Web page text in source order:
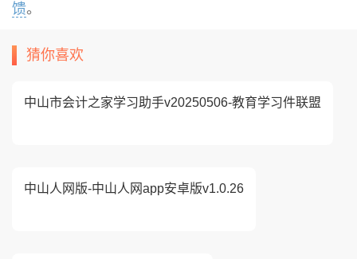
馈。
猜你喜欢
中山市会计之家学习助手v20250506-教育学习件联盟
中山人网版-中山人网app安卓版v1.0.26